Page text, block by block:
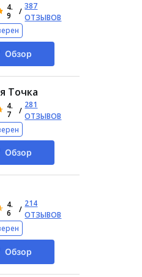
Mepsod
4.
9
/
387
ОТЗЫВОВ
Обзор
Точка
4.
7
/
281
ОТЗЫВОВ
Обзор
4.
6
/
214
ОТЗЫВОВ
Обзор